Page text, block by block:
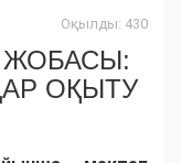
Оқылды: 430
ЖОБАСЫ:
ОҚЫТУ